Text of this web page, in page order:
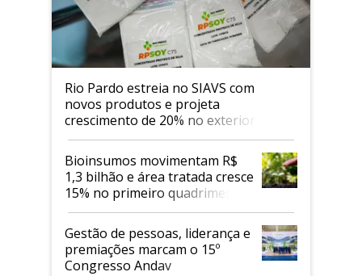
Rio Pardo estreia no SIAVS com
novos produtos e projeta
crescimento de 20% no exterior
Bioinsumos movimentam R$
1,3 bilhão e área tratada cresce
15% no primeiro quadrimestre
de 2026
Gestão de pessoas, liderança e
premiações marcam o 15º
Congresso Andav